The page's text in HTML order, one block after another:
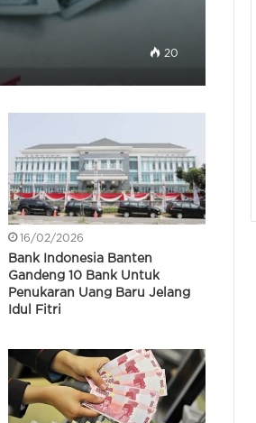
20
16/02/2026
Bank Indonesia Banten
Gandeng 10 Bank Untuk
Penukaran Uang Baru Jelang
Idul Fitri